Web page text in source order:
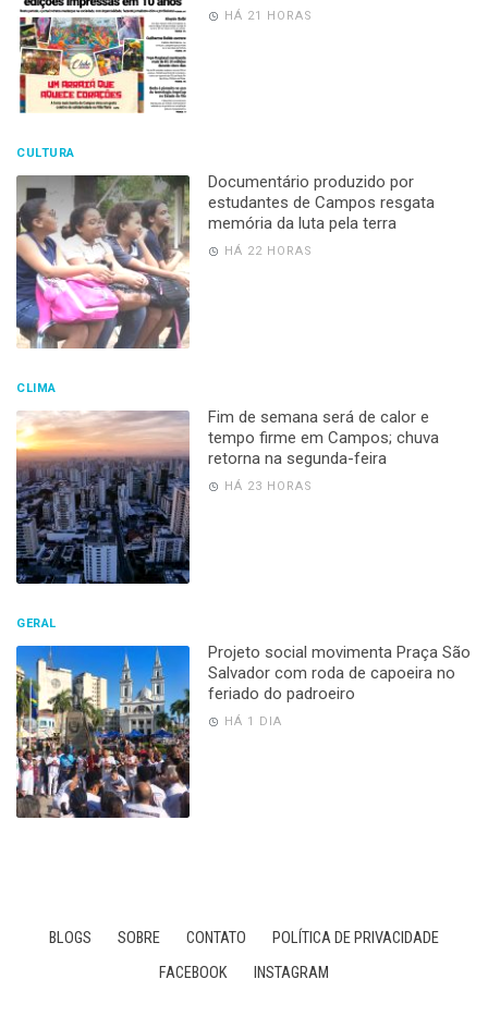
HÁ 21 HORAS
CULTURA
Documentário produzido por
estudantes de Campos resgata
memória da luta pela terra
HÁ 22 HORAS
CLIMA
Fim de semana será de calor e
tempo firme em Campos; chuva
retorna na segunda-feira
HÁ 23 HORAS
GERAL
Projeto social movimenta Praça São
Salvador com roda de capoeira no
feriado do padroeiro
HÁ 1 DIA
BLOGS SOBRE CONTATO
POLÍTICA DE PRIVACIDADE
FACEBOOK
INSTAGRAM